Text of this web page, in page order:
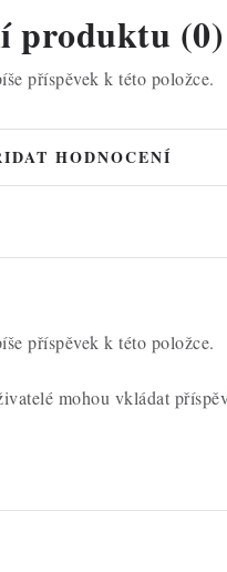
produktu (0)
příspěvek k této položce.
HODNOCENÍ
příspěvek k této položce.
mohou vkládat